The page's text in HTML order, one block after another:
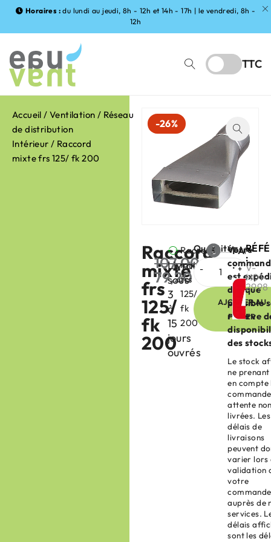
Horaires : du lundi au jeudi, 8h - 12h et 14h - 17h | le vendredi, 8h -
12h
TTC
Accueil /Ventilation / Réseau
de distribution
Intérieur / Raccord
mixte frs 125/ fk 200
-26%
Raccord
mixte
frs
125/
fk
200
107,00 €
79,20
Livraison
sous
3
à
15
jours
ouvrés
Raccord
mixte
frs
125/
fk
200
Quantité
AJOUTER AU
PANIER
Votre
est
dès que
possible
réserve
des
Le stock
ne
en compte
attente
livrées. Les
délais de
livraisons
peuvent
varier lors
validation
votre
commande
auprès de
services.
délais
sont les
:
:
V-
H01-
2998